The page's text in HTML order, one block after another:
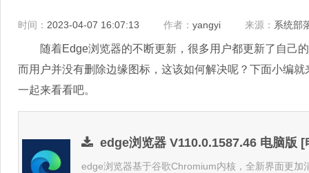
时间： 2023-04-07 16:07:13 作者： yangyi 来源： 系统部
随着Edge浏览器的不断更新，很多用户都更新了自己
而用户并没有删除边缘图标，这该如何解决呢？下面小编
一起来看看吧。
edge浏览器 V110.0.1587.46 电脑版 [
edge浏览器基于谷歌Chromium内核，全新界面更加